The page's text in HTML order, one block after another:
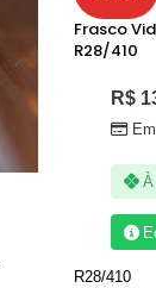
Frasco
R28/410
R$
R28/410